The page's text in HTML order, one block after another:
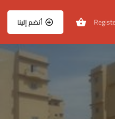
أنضم إلينا